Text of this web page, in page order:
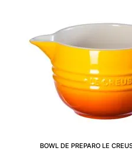
BOWL DE PREPARO LE